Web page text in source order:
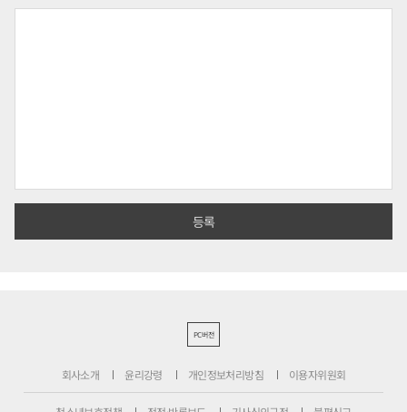
PC버전
회사소개 윤리강령 개인정보처리방침 이용자위원회